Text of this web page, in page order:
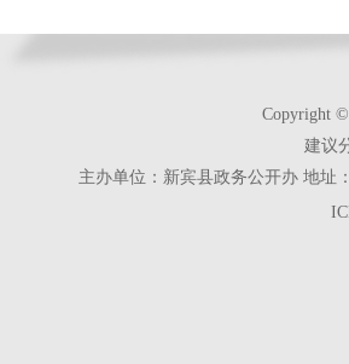
Copyright
建议
主办单位：新宾县政务公开办 地址